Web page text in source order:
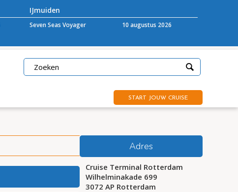
IJmuiden
Seven Seas Voyager 10 augustus 2026
START JOUW CRUISE
Adres
Cruise Terminal Rotterdam
Wilhelminakade 699
3072 AP Rotterdam